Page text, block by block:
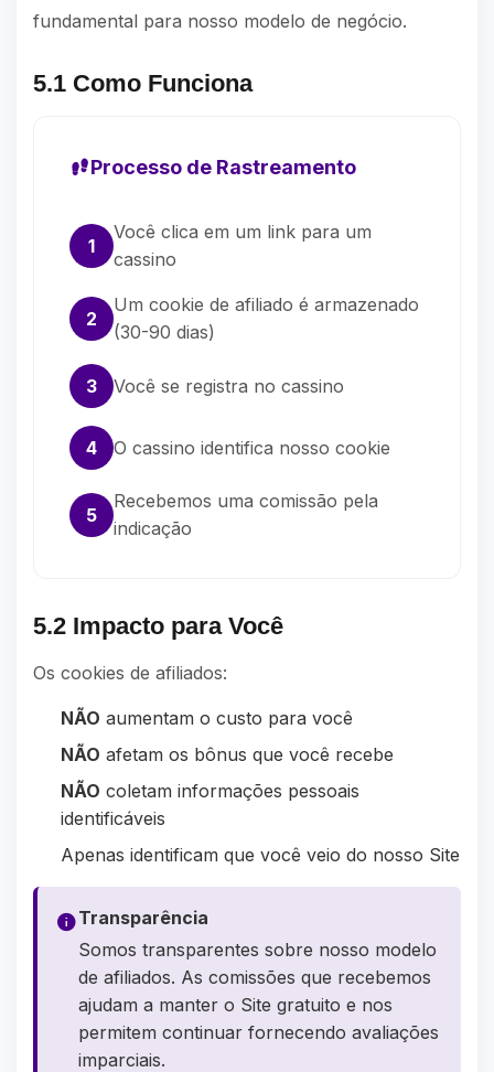
fundamental para nosso modelo de negócio.
5.1 Como Funciona
Processo de Rastreamento
1
Você clica em um link para um
cassino
2
Um cookie de afiliado é armazenado
(30-90 dias)
3 Você se registra no cassino
4 O cassino identifica nosso cookie
5
Recebemos uma comissão pela
indicação
5.2 Impacto para Você
Os cookies de afiliados:
NÃO aumentam o custo para você
NÃO afetam os bônus que você recebe
NÃO coletam informações pessoais
identificáveis
Apenas identificam que você veio do nosso Site
Transparência
Somos transparentes sobre nosso modelo
de afiliados. As comissões que recebemos
ajudam a manter o Site gratuito e nos
permitem continuar fornecendo avaliações
imparciais.